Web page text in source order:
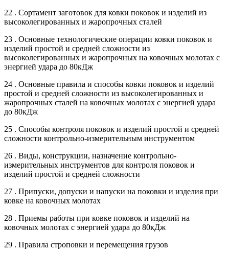
22 . Сортамент заготовок для ковки поковок и изделий из
высоколегированных и жаропрочных сталей
23 . Основные технологические операции ковки поковок и
изделий простой и средней сложности из
высоколегированных и жаропрочных на ковочных молотах с
энергией удара до 80кДж
24 . Основные правила и способы ковки поковок и изделий
простой и средней сложности из высоколегированных и
жаропрочных сталей на ковочных молотах с энергией удара
до 80кДж
25 . Способы контроля поковок и изделий простой и средней
сложности контрольно-измерительным инструментом
26 . Виды, конструкции, назначение контрольно-
измерительных инструментов для контроля поковок и
изделий простой и средней сложности
27 . Припуски, допуски и напуски на поковки и изделия при
ковке на ковочных молотах
28 . Приемы работы при ковке поковок и изделий на
ковочных молотах с энергией удара до 80кДж
29 . Правила строповки и перемещения грузов